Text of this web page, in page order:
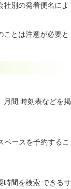
社別の発着便名によ
ことは注意が必要と
月間 時刻表などを掲
ペースを予約するこ
時間を検索 できるサ